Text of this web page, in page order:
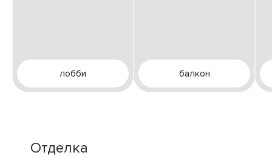
лобби балкон
Отделка